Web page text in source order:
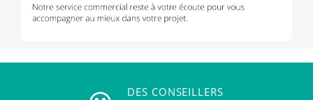
DES CONSEILLERS